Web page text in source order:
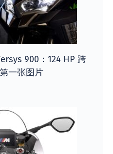
900：124 HP 跨
一张图片